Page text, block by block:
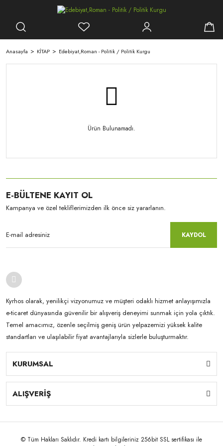
Anasayfa KİTAP Edebiyat,Roman - Politik / Politik Kurgu
Ürün Bulunamadı.
E-BÜLTENE KAYIT OL
Kampanya ve özel tekliflerimizden ilk önce siz yararlanın.
KAYDOL
Kyrhos olarak, yenilikçi vizyonumuz ve müşteri odaklı hizmet anlayışımızla
e-ticaret dünyasında güvenilir bir alışveriş deneyimi sunmak için yola çıktık.
Temel amacımız, özenle seçilmiş geniş ürün yelpazemizi yüksek kalite
standartları ve ulaşılabilir fiyat avantajlarıyla sizlerle buluşturmaktır.
KURUMSAL
ALIŞVERİŞ
© Tüm Hakları Saklıdır. Kredi kartı bilgileriniz 256bit SSL sertifikası ile